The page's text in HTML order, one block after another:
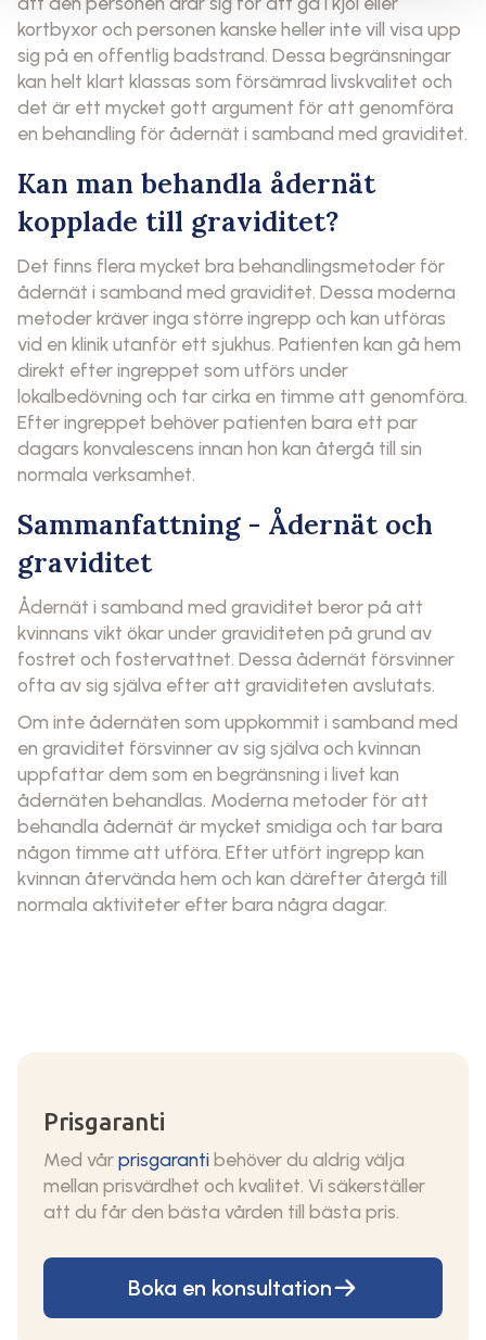
kortbyxor och personen kanske heller inte vill visa upp
sig på en offentlig badstrand. Dessa begränsningar
kan helt klart klassas som försämrad livskvalitet och
det är ett mycket gott argument för att genomföra
en behandling för ådernät i samband med graviditet.
Kan man behandla ådernät
kopplade till graviditet?
Det finns flera mycket bra behandlingsmetoder för
ådernät i samband med graviditet. Dessa moderna
metoder kräver inga större ingrepp och kan utföras
vid en klinik utanför ett sjukhus. Patienten kan gå hem
direkt efter ingreppet som utförs under
lokalbedövning och tar cirka en timme att genomföra.
Efter ingreppet behöver patienten bara ett par
dagars konvalescens innan hon kan återgå till sin
normala verksamhet.
Sammanfattning - Ådernät och
graviditet
Ådernät i samband med graviditet beror på att
kvinnans vikt ökar under graviditeten på grund av
fostret och fostervattnet. Dessa ådernät försvinner
ofta av sig själva efter att graviditeten avslutats.
Om inte ådernäten som uppkommit i samband med
en graviditet försvinner av sig själva och kvinnan
uppfattar dem som en begränsning i livet kan
ådernäten behandlas. Moderna metoder för att
behandla ådernät är mycket smidiga och tar bara
någon timme att utföra. Efter utfört ingrepp kan
kvinnan återvända hem och kan därefter återgå till
normala aktiviteter efter bara några dagar.
Prisgaranti
Med vårprisgarantibehöver du aldrig välja
mellan prisvärdhet och kvalitet. Vi säkerställer
att du får den bästa vården till bästa pris.
Boka en konsultation